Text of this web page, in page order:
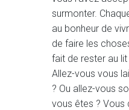
surmonter.
au bonheur de
de faire les
fait de rester au lit
Allez-vous vous
? Ou allez-vous
vous êtes ? Vous